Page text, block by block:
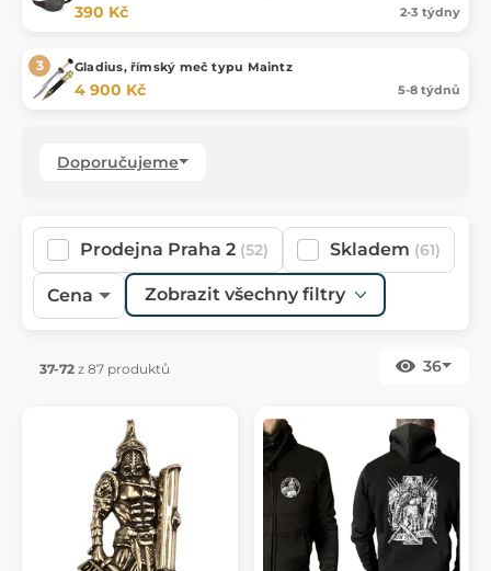
390 Kč 2-3 týdny
Gladius, římský meč typu Maintz
4 900 Kč 5-8 týdnů
Doporučujeme
Prodejna Praha 2 (52) Skladem (61)
Cena Zobrazit všechny filtry
37-72 z 87 produktů 36